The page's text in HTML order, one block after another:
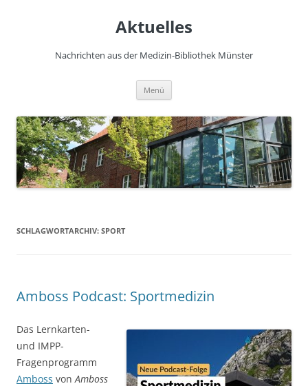
Aktuelles
Nachrichten aus der Medizin-Bibliothek Münster
Menü
SCHLAGWORTARCHIV: SPORT
Amboss Podcast: Sportmedizin
Das Lernkarten-
und IMPP-
Fragenprogramm
Amboss vonAmboss